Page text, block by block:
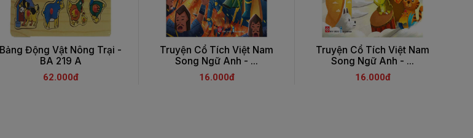
Bảng Động Vật Nông Trại -
BA 219 A
62.000đ
Truyện Cổ Tích Việt Nam
Song Ngữ Anh - ...
16.000đ
Truyện Cổ Tích Việt Nam
Song Ngữ Anh - ...
16.000đ